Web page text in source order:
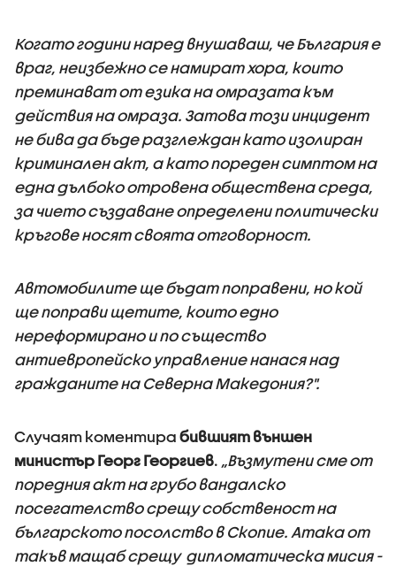
Когато години наред внушаваш, че България е
враг, неизбежно се намират хора, които
преминават от езика на омразата към
действия на омраза. Затова този инцидент
не бива да бъде разглеждан като изолиран
криминален акт, а като пореден симптом на
една дълбоко отровена обществена среда,
за чието създаване определени политически
кръгове носят своята отговорност.
Автомобилите ще бъдат поправени, но кой
ще поправи щетите, които едно
нереформирано и по същество
антиевропейско управление нанася над
гражданите на Северна Македония?".
Случаят коментира бившият външен
министър Георг Георгиев. „Възмутени сме от
поредния акт на грубо вандалско
посегателство срещу собственост на
българското посолство в Скопие. Атака от
такъв мащаб срещу дипломатическа мисия -